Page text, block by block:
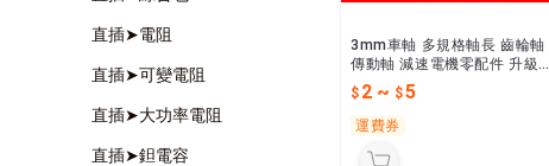
直插➤電阻
直插➤可變電阻
直插➤大功率電阻
直插➤鉭電容
3mm車軸 多規格軸長 齒輪軸
傳動軸 減速電機零配件 升級件
車軸
2 ~ 5
運費券